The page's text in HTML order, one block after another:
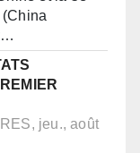
jeu., août